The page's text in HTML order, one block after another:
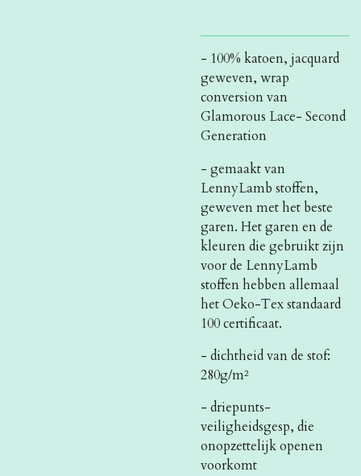
- 100% katoen, jacquard
geweven, wrap
conversion van
Glamorous Lace- Second
Generation
- gemaakt van
LennyLamb stoffen,
geweven met het beste
garen. Het garen en de
kleuren die gebruikt zijn
voor de LennyLamb
stoffen hebben allemaal
het Oeko-Tex standaard
100 certificaat.
- dichtheid van de stof:
280g/m²
- driepunts-
veiligheidsgesp, die
onopzettelijk openen
voorkomt